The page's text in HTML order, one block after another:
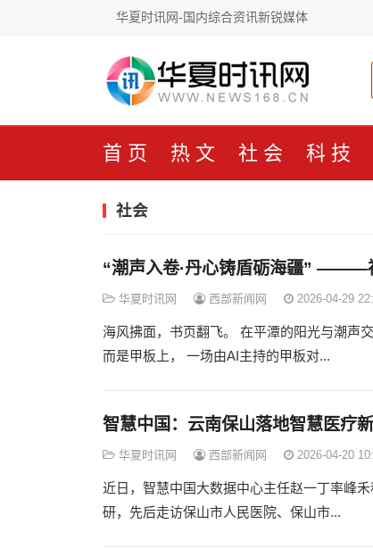
华夏时讯网-国内综合资讯新锐媒体
首页 热文 社会 科技
社会
“潮声入卷·丹心铸盾砺海疆” ———
华夏时讯网 西部新闻网 2026-04-29
海风拂面，书页翻飞。 在平潭的阳光与潮声
而是甲板上， 一场由AI主持的甲板对...
智慧中国：云南保山落地智慧医疗
华夏时讯网 西部新闻网 2026-04-20
近日，智慧中国大数据中心主任赵一丁率峰
研，先后走访保山市人民医院、保山市...